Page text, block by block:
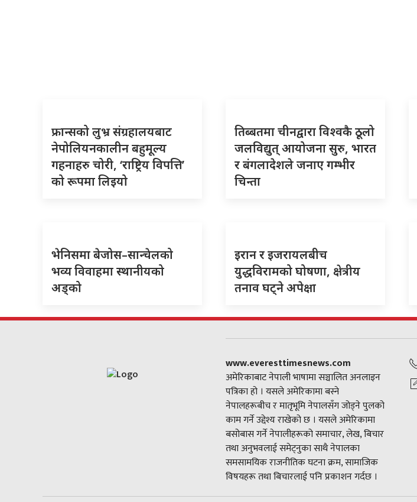
फ्रान्सको लुभ्र संग्रहालयबाट
नेपोलियनकालीन बहुमूल्य
गहनाहरु चोरी, ‘राष्ट्रिय विपत्ति’
को रूपमा लिइयो
तिब्बतमा चीनद्वारा विश्वकै ठूलो
जलविद्युत् आयोजना सुरु, भारत
र बंगलादेशले जनाए गम्भीर
चिन्ता
भेनिसमा बेजोस–सान्चेलको
भव्य विवाहमा स्थानीयको
अड्को
इरान र इजरायलबीच
युद्धविरामको घोषणा, क्षेत्रीय
तनाव घट्ने अपेक्षा
www.everesttimesnews.com
अमेरिकाबाट नेपाली भाषामा सञ्चालित अनलाइन
पत्रिका हो । यसले अमेरिकामा बस्ने
नेपालहरूबीच र मातृभूमि नेपालसँग जोड्ने पुलको
काम गर्ने उद्देश्य राखेको छ । यसले अमेरिकामा
बसोबास गर्ने नेपालीहरूको समाचार, लेख, बिचार
तथा अनुभवलाई समेट्नुका साथै नेपालका
समसामयिक राजनीतिक घटना क्रम, सामाजिक
विषयहरू तथा बिचारलाई पनि प्रकाशन गर्दछ ।